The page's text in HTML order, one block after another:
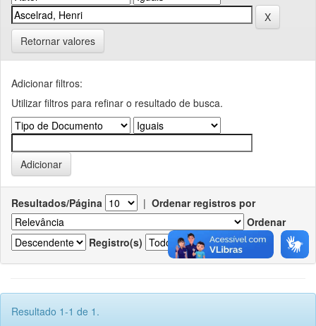
Retornar valores
Adicionar filtros:
Utilizar filtros para refinar o resultado de busca.
Resultados/Página | Ordenar registros por
Ordenar
Registro(s)
Resultado 1-1 de 1.